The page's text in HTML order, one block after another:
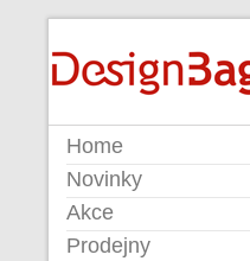
Home
Novinky
Akce
Prodejny
DESIGNBAG